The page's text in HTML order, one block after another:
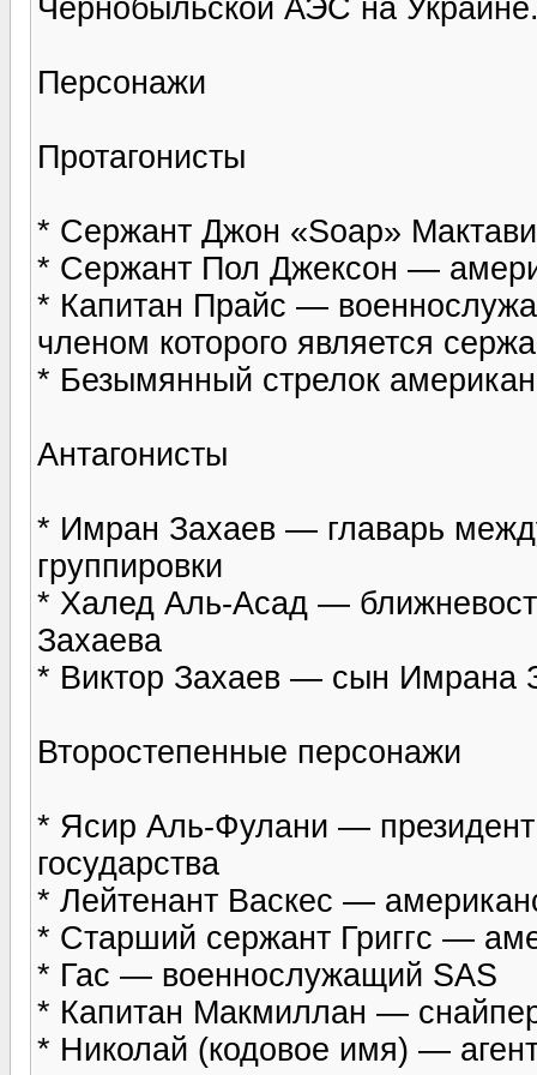
Чернобыльской АЭС на
Персонажи
Протагонисты
* Сержант Джон «Soap»
* Сержант Пол Джексон —
* Капитан Прайс —
членом которого является
* Безымянный стрелок
Антагонисты
* Имран Захаев — главарь
группировки
* Халед Аль-Асад —
Захаева
* Виктор Захаев — сын Имрана
Второстепенные персонажи
* Ясир Аль-Фулани — президент
государства
* Лейтенант Васкеc —
* Старший сержант Григгc —
* Гас — военнослужащий SAS
* Капитан Макмиллан —
* Николай (кодовое имя) —